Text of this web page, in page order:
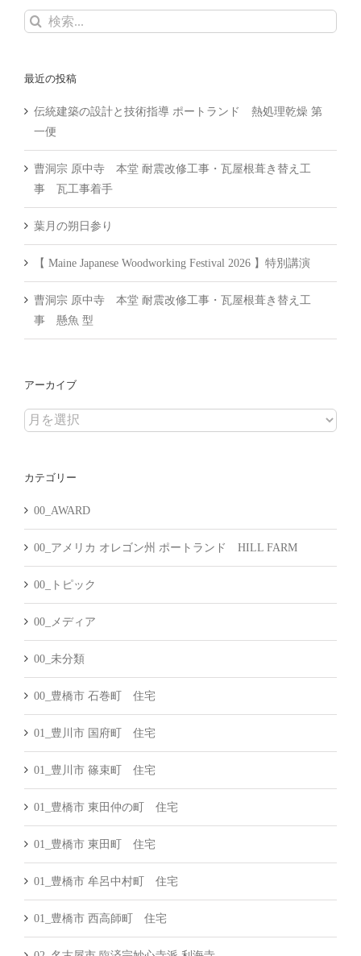
検
最近の投稿
伝統建築の設計と技術指導 ポートランド 熱処理乾燥 第
一便
曹洞宗 原中寺 本堂 耐震改修工事・瓦屋根葺き替え工
事 瓦工事着手
葉月の朔日参り
【 Maine Japanese Woodworking Festival 2026 】特別講演
曹洞宗 原中寺 本堂 耐震改修工事・瓦屋根葺き替え工
事 懸魚 型
アーカイブ
ア
イ
カテゴリー
00_AWARD
00_アメリカ オレゴン州 ポートランド HILL FARM
00_トピック
00_メディア
00_未分類
00_豊橋市 石巻町 住宅
01_豊川市 国府町 住宅
01_豊川市 篠束町 住宅
01_豊橋市 東田仲の町 住宅
01_豊橋市 東田町 住宅
01_豊橋市 牟呂中村町 住宅
01_豊橋市 西高師町 住宅